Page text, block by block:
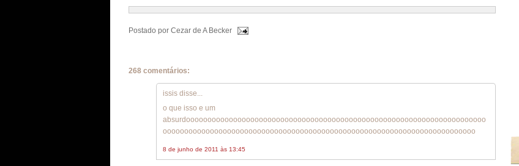
Postado por Cezar de A Becker
268 comentários:
issis disse...
o que isso e um
absurdoooooooooooooooooooooooooooooooooooooooooooooooooooooooooooooooooooooo
ooooooooooooooooooooooooooooooooooooooooooooooooooooooooooooooooooooooooo
8 de junho de 2011 às 13:45